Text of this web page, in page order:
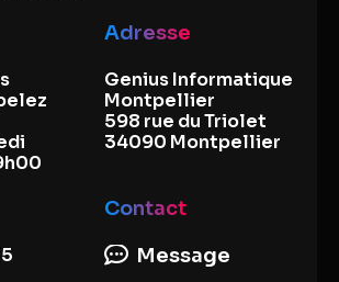
Adresse
Genius Informatique
Montpellier
598 rue du Triolet
34090 Montpellier
Contact
Message